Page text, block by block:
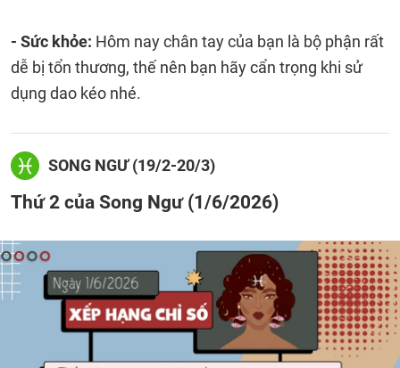
- Sức khỏe: Hôm nay chân tay của bạn là bộ phận rất
dễ bị tổn thương, thế nên bạn hãy cẩn trọng khi sử
dụng dao kéo nhé.
SONG NGƯ (19/2-20/3)
Thứ 2 của Song Ngư (1/6/2026)